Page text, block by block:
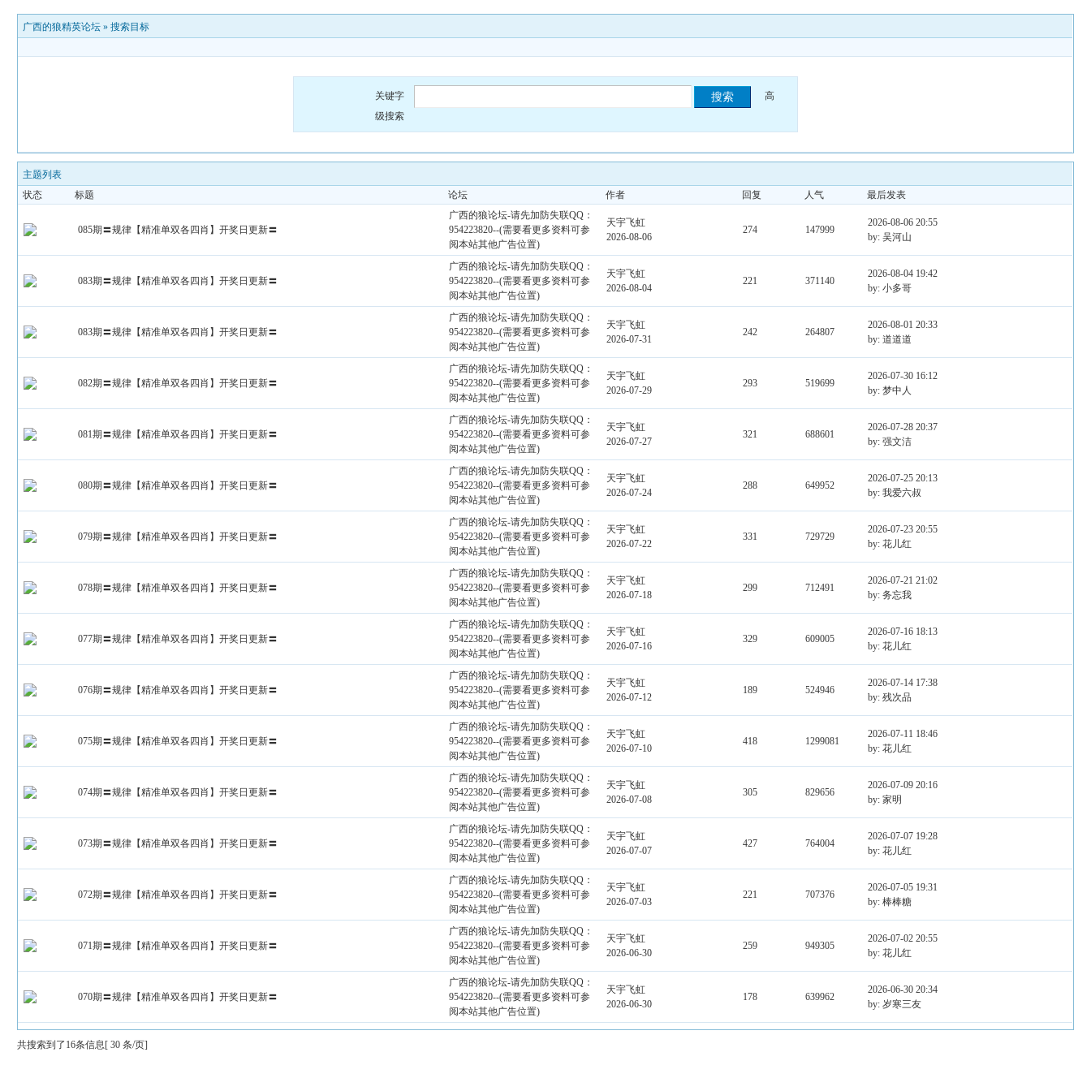
广西的狼精英论坛 »搜索目标
关键字
高
级搜索
主题列表
状态
标题 论坛 作者 回复 人气 最后发表
085期〓规律【精准单双各四肖】开奖日更新〓
广西的狼论坛-请先加防失联QQ：
954223820--(需要看更多资料可参
阅本站其他广告位置)
天宇飞虹
2026-08-06
274 147999
2026-08-06 20:55
by: 吴河山
083期〓规律【精准单双各四肖】开奖日更新〓
广西的狼论坛-请先加防失联QQ：
954223820--(需要看更多资料可参
阅本站其他广告位置)
天宇飞虹
2026-08-04
221 371140
2026-08-04 19:42
by: 小多哥
083期〓规律【精准单双各四肖】开奖日更新〓
广西的狼论坛-请先加防失联QQ：
954223820--(需要看更多资料可参
阅本站其他广告位置)
天宇飞虹
2026-07-31
242 264807
2026-08-01 20:33
by: 道道道
082期〓规律【精准单双各四肖】开奖日更新〓
广西的狼论坛-请先加防失联QQ：
954223820--(需要看更多资料可参
阅本站其他广告位置)
天宇飞虹
2026-07-29
293 519699
2026-07-30 16:12
by: 梦中人
081期〓规律【精准单双各四肖】开奖日更新〓
广西的狼论坛-请先加防失联QQ：
954223820--(需要看更多资料可参
阅本站其他广告位置)
天宇飞虹
2026-07-27
321 688601
2026-07-28 20:37
by: 强文洁
080期〓规律【精准单双各四肖】开奖日更新〓
广西的狼论坛-请先加防失联QQ：
954223820--(需要看更多资料可参
阅本站其他广告位置)
天宇飞虹
2026-07-24
288 649952
2026-07-25 20:13
by: 我爱六叔
079期〓规律【精准单双各四肖】开奖日更新〓
广西的狼论坛-请先加防失联QQ：
954223820--(需要看更多资料可参
阅本站其他广告位置)
天宇飞虹
2026-07-22
331 729729
2026-07-23 20:55
by: 花儿红
078期〓规律【精准单双各四肖】开奖日更新〓
广西的狼论坛-请先加防失联QQ：
954223820--(需要看更多资料可参
阅本站其他广告位置)
天宇飞虹
2026-07-18
299 712491
2026-07-21 21:02
by: 务忘我
077期〓规律【精准单双各四肖】开奖日更新〓
广西的狼论坛-请先加防失联QQ：
954223820--(需要看更多资料可参
阅本站其他广告位置)
天宇飞虹
2026-07-16
329 609005
2026-07-16 18:13
by: 花儿红
076期〓规律【精准单双各四肖】开奖日更新〓
广西的狼论坛-请先加防失联QQ：
954223820--(需要看更多资料可参
阅本站其他广告位置)
天宇飞虹
2026-07-12
189 524946
2026-07-14 17:38
by: 残次品
075期〓规律【精准单双各四肖】开奖日更新〓
广西的狼论坛-请先加防失联QQ：
954223820--(需要看更多资料可参
阅本站其他广告位置)
天宇飞虹
2026-07-10
418 1299081
2026-07-11 18:46
by: 花儿红
074期〓规律【精准单双各四肖】开奖日更新〓
广西的狼论坛-请先加防失联QQ：
954223820--(需要看更多资料可参
阅本站其他广告位置)
天宇飞虹
2026-07-08
305 829656
2026-07-09 20:16
by: 家明
073期〓规律【精准单双各四肖】开奖日更新〓
广西的狼论坛-请先加防失联QQ：
954223820--(需要看更多资料可参
阅本站其他广告位置)
天宇飞虹
2026-07-07
427 764004
2026-07-07 19:28
by: 花儿红
072期〓规律【精准单双各四肖】开奖日更新〓
广西的狼论坛-请先加防失联QQ：
954223820--(需要看更多资料可参
阅本站其他广告位置)
天宇飞虹
2026-07-03
221 707376
2026-07-05 19:31
by: 棒棒糖
071期〓规律【精准单双各四肖】开奖日更新〓
广西的狼论坛-请先加防失联QQ：
954223820--(需要看更多资料可参
阅本站其他广告位置)
天宇飞虹
2026-06-30
259 949305
2026-07-02 20:55
by: 花儿红
070期〓规律【精准单双各四肖】开奖日更新〓
广西的狼论坛-请先加防失联QQ：
954223820--(需要看更多资料可参
阅本站其他广告位置)
天宇飞虹
2026-06-30
178 639962
2026-06-30 20:34
by: 岁寒三友
共搜索到了16条信息[ 30 条/页]